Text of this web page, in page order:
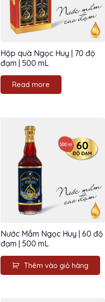
Hộp quà Ngọc Huy | 70 độ
đạm | 500 mL
Read more
Nước Mắm Ngọc Huy | 60 độ
đạm | 500 mL
Thêm vào giỏ hàng